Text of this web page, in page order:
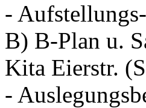
-
B) B-Plan u.
Kita Eierstr.
-